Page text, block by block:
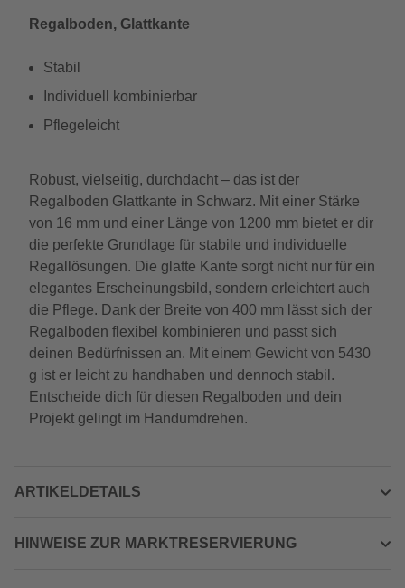
Regalboden, Glattkante
Stabil
Individuell kombinierbar
Pflegeleicht
Robust, vielseitig, durchdacht – das ist der
Regalboden Glattkante in Schwarz. Mit einer Stärke
von 16 mm und einer Länge von 1200 mm bietet er dir
die perfekte Grundlage für stabile und individuelle
Regallösungen. Die glatte Kante sorgt nicht nur für ein
elegantes Erscheinungsbild, sondern erleichtert auch
die Pflege. Dank der Breite von 400 mm lässt sich der
Regalboden flexibel kombinieren und passt sich
deinen Bedürfnissen an. Mit einem Gewicht von 5430
g ist er leicht zu handhaben und dennoch stabil.
Entscheide dich für diesen Regalboden und dein
Projekt gelingt im Handumdrehen.
ARTIKELDETAILS
HINWEISE ZUR MARKTRESERVIERUNG